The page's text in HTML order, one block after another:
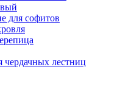
для софитов
чердачных лестниц